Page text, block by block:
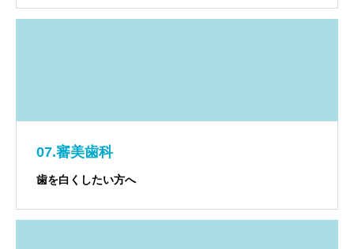
07.審美歯科
歯を白くしたい方へ